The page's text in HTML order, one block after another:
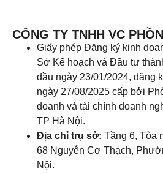
CÔNG TY TNHH VC
Giấy phép Đăng ký kinh
Sở Kế hoạch và Đầu tư
đầu ngày 23/01/2024, đăng
ngày 27/08/2025 cấp bởi
doanh và tài chính doanh
TP Hà Nội.
Địa chỉ trụ sở: Tầng 6, Tòa
68 Nguyễn Cơ Thạch,
Nội.